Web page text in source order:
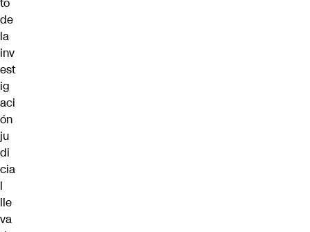
de
la
inv
est
ig
aci
ón
ju
di
cia
l
lle
va